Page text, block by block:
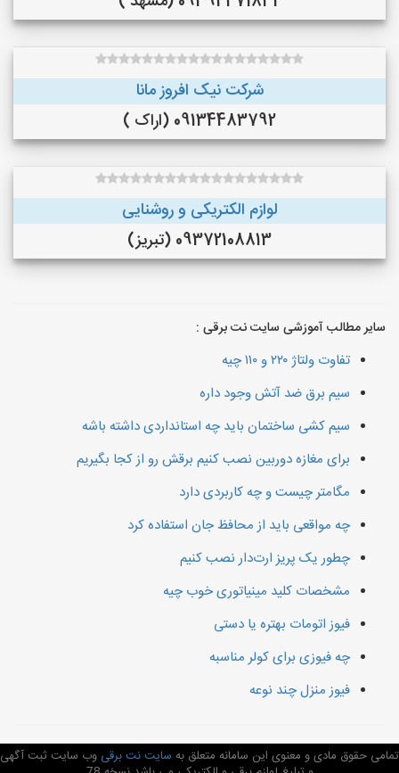
شرکت نیک افروز مانا
09134483792 (اراک )
لوازم الکتریکی و روشنایی
09372108813 (تبریز)
سایر مطالب آموزشی سایت نت برقی :
تفاوت ولتاژ ۲۲۰ و ۱۱۰ چیه
سیم برق ضد آتش وجود داره
سیم کشی ساختمان باید چه استانداردی داشته باشه
برای مغازه دوربین نصب کنیم برقش رو از کجا بگیریم
مگامتر چیست و چه کاربردی دارد
چه مواقعی باید از محافظ جان استفاده کرد
چطور یک پریز ارت‌دار نصب کنیم
مشخصات کلید مینیاتوری خوب چیه
فیوز اتومات بهتره یا دستی
چه فیوزی برای کولر مناسبه
فیوز منزل چند نوعه
تمامی حقوق مادی و معنوی این سامانه متعلق به سایت نت برقی وب سایت ثبت آگهی